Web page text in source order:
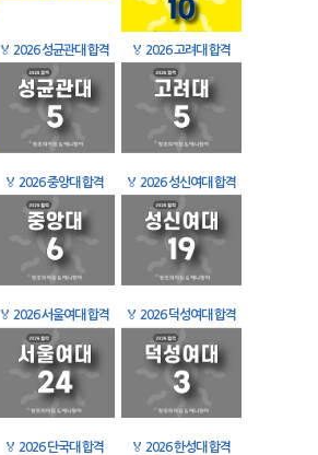
🏅 2026 성균관대 합격 🏅 2026 고려대 합격
🏅 2026 중앙대 합격 🏅 2026 성신여대 합격
🏅 2026 서울여대 합격 🏅 2026 덕성여대 합격
🏅 2026 단국대 합격 🏅 2026 한성대 합격